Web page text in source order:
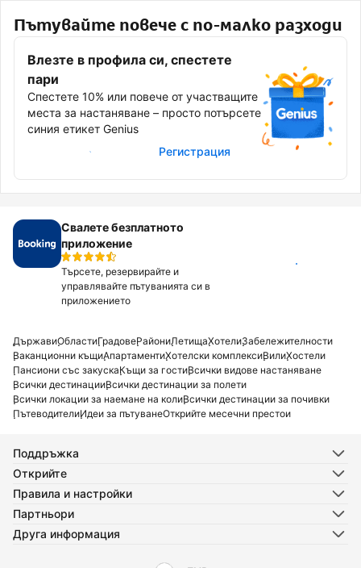
Пътувайте повече с по-малко разходи
Влезте в профила си, спестете
пари
Спестете 10% или повече от участващите
места за настаняване – просто потърсете
синия етикет Genius
Влизане в профила
Регистрация
Свалете безплатното
приложение
Търсете, резервирайте и
управлявайте пътуванията си в
приложението
Инсталирай
ДържавиОбластиГрадовеРайониЛетищаХотелиЗабележителности
Ваканционни къщиАпартаментиХотелски комплексиВилиХостели
Пансиони със закускаКъщи за гостиВсички видове настаняване
Всички дестинацииВсички дестинации за полети
Всички локации за наемане на колиВсички дестинации за почивки
ПътеводителиИдеи за пътуванеОткрийте месечни престои
Поддръжка
Открийте
Правила и настройки
Партньори
Друга информация